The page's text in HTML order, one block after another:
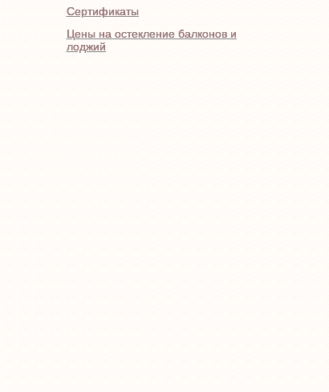
Сертификаты
Цены на остекление балконов и
лоджий